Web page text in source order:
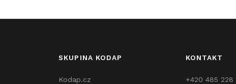
SKUPINA KODAP
Kodap.cz
KONTAKT
+420 485 228